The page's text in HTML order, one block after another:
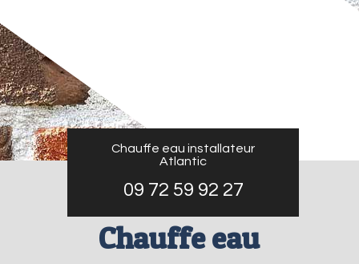
Chauffe eau installateur
Atlantic
09 72 59 92 27
Chauffe eau